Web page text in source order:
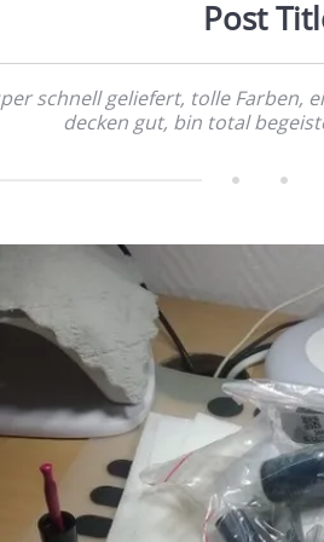
Post
schnell geliefert, tolle Farben,
decken gut, bin total begeistert, tolle